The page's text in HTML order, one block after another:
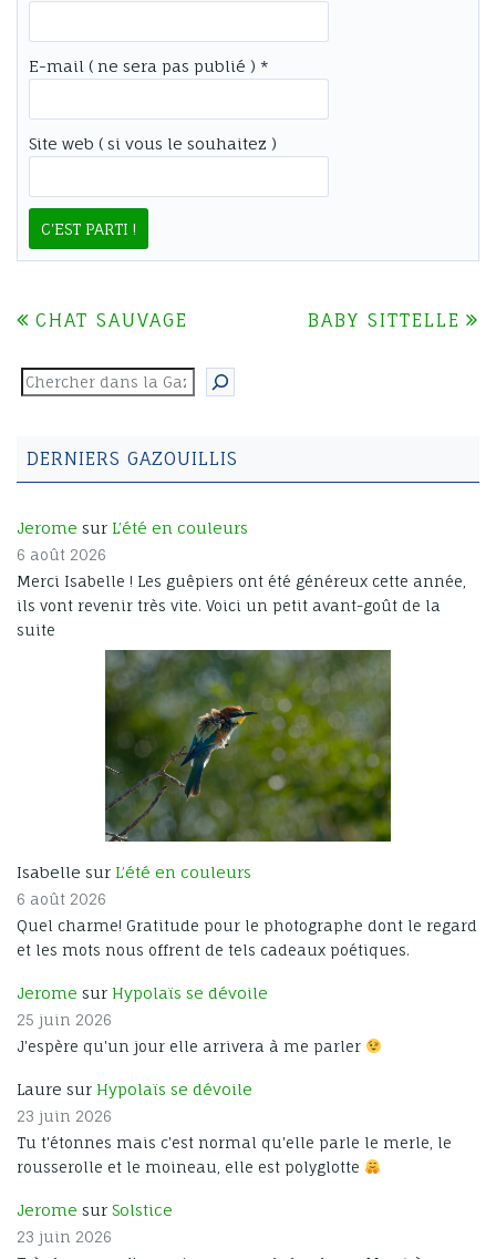
E-mail ( ne sera pas publié ) *
Site web ( si vous le souhaitez )
DE
L’ARTICLE
CHAT SAUVAGE BABY SITTELLE
Rechercher
DERNIERS GAZOUILLIS
Jerome sur L’été en couleurs
6 août 2026
Merci Isabelle ! Les guêpiers ont été généreux cette année,
ils vont revenir très vite. Voici un petit avant-goût de la
suite
Isabelle sur L’été en couleurs
6 août 2026
Quel charme! Gratitude pour le photographe dont le regard
et les mots nous offrent de tels cadeaux poétiques.
Jerome sur Hypolaïs se dévoile
25 juin 2026
J'espère qu'un jour elle arrivera à me parler
Laure sur Hypolaïs se dévoile
23 juin 2026
Tu t'étonnes mais c'est normal qu'elle parle le merle, le
rousserolle et le moineau, elle est polyglotte
Jerome sur Solstice
23 juin 2026